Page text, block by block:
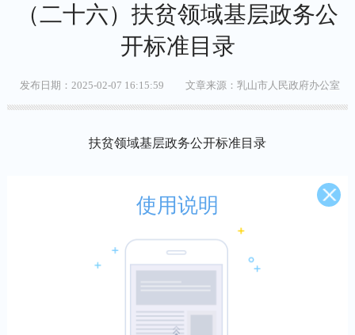
（二十六）扶贫领域基层政务公
开标准目录
发布日期：2025-02-07 16:15:59 文章来源：乳山市人民政府办公室
扶贫领域基层政务公开标准目录